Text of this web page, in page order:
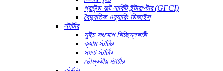
গ্রাউন্ড ফল্ট সার্কিট ইন্টারাপ্টার (GFCI)
বৈদ্যুতিক ওয়্যারিং ডিভাইস
স্টার্টার
সুইচ সংযোগ বিচ্ছিন্নকারী
ক্যাম স্টার্টার
সফট স্টার্টার
চৌম্বকীয় স্টার্টার